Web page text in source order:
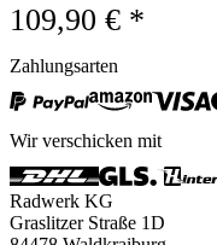
109,90 € *
Zahlungsarten
Wir verschicken mit
Radwerk KG
Graslitzer Straße 1D